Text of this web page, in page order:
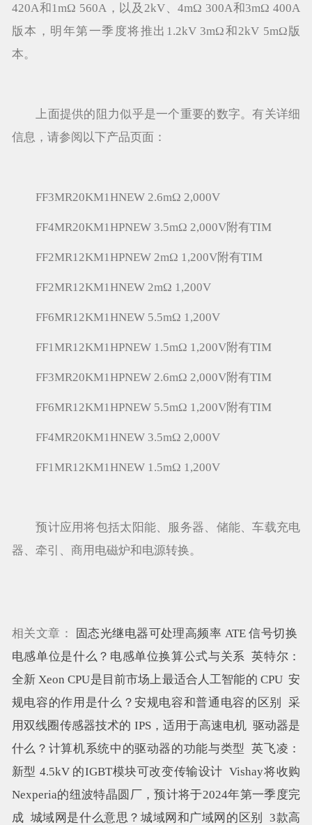
420A和1mΩ 560A，以及2kV、4mΩ 300A和3mΩ 400A
版本，明年第一季度将推出1.2kV 3mΩ和2kV 5mΩ版
本。
上面提供的阻力似乎是一个重要的数字。有关详细
信息，请参阅以下产品页面：
FF3MR20KM1HNEW 2.6mΩ 2,000V
FF4MR20KM1HPNEW 3.5mΩ 2,000V附有TIM
FF2MR12KM1HPNEW 2mΩ 1,200V附有TIM
FF2MR12KM1HNEW 2mΩ 1,200V
FF6MR12KM1HNEW 5.5mΩ 1,200V
FF1MR12KM1HPNEW 1.5mΩ 1,200V附有TIM
FF3MR20KM1HPNEW 2.6mΩ 2,000V附有TIM
FF6MR12KM1HPNEW 5.5mΩ 1,200V附有TIM
FF4MR20KM1HNEW 3.5mΩ 2,000V
FF1MR12KM1HNEW 1.5mΩ 1,200V
预计应用将包括太阳能、服务器、储能、车载充电
器、牵引、商用电磁炉和电源转换。
相关文章：
固态光继电器可处理高频率 ATE 信号切换
电感单位是什么？电感单位换算公式与关系 英特尔：
全新 Xeon CPU是目前市场上最适合人工智能的 CPU 安
规电容的作用是什么？安规电容和普通电容的区别
采
用双线圈传感器技术的 IPS，适用于高速电机 驱动器是
什么？计算机系统中的驱动器的功能与类型
英飞凌：
新型 4.5kV 的IGBT模块可改变传输设计 Vishay将收购
Nexperia的纽波特晶圆厂，预计将于2024年第一季度完
成 城域网是什么意思？城域网和广域网的区别
3款高